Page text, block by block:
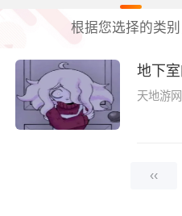
根据您选择的类
地下
天地游
‹‹